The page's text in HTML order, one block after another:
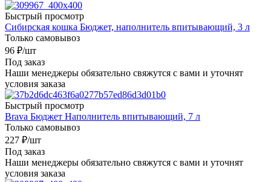
Быстрый просмотр
Сибирская кошка Бюджет, наполнитель впитывающий, 3 л
Только самовывоз
96 ₽/шт
Под заказ
Наши менеджеры обязательно свяжутся с вами и уточнят
условия заказа
Быстрый просмотр
Brava Бюджет Наполнитель впитывающий, 7 л
Только самовывоз
227 ₽/шт
Под заказ
Наши менеджеры обязательно свяжутся с вами и уточнят
условия заказа